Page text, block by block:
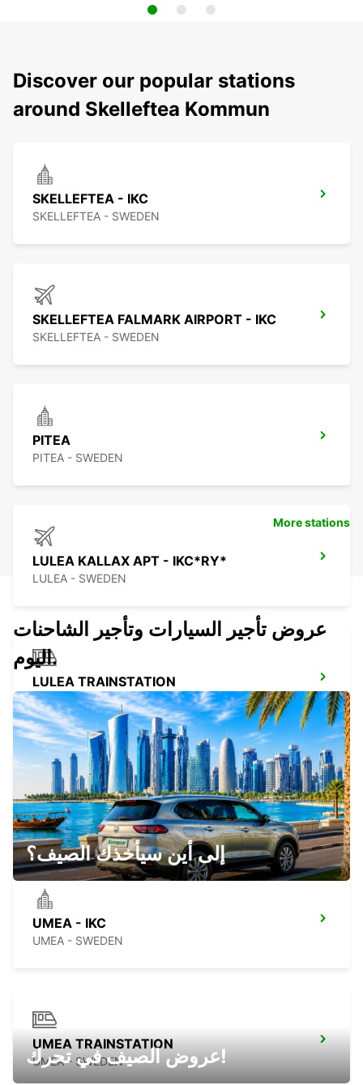
Discover our popular stations
around Skelleftea Kommun
SKELLEFTEA - IKC
SKELLEFTEA - SWEDEN
SKELLEFTEA FALMARK AIRPORT - IKC
SKELLEFTEA - SWEDEN
PITEA
PITEA - SWEDEN
LULEA KALLAX APT - IKC*RY*
LULEA - SWEDEN
LULEA TRAINSTATION
LULEA - SWEDEN
LULEA - IKC
LULEA - SWEDEN
UMEA - IKC
UMEA - SWEDEN
UMEA TRAINSTATION
UMEA - SWEDEN
More stations
عروض تأجير السيارات وتأجير الشاحنات
اليوم.
إلى أين سيأخذك الصيف؟
عروض الصيف في تحرك!